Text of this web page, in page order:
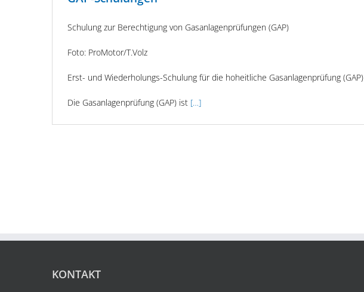
Schulung zur Berechtigung von Gasanlagenprüfungen (GAP)
Foto: ProMotor/T.Volz
Erst- und Wiederholungs-Schulung für die hoheitliche Gasanlagenprüfung (GAP)
Die Gasanlagenprüfung (GAP) ist […]
KONTAKT